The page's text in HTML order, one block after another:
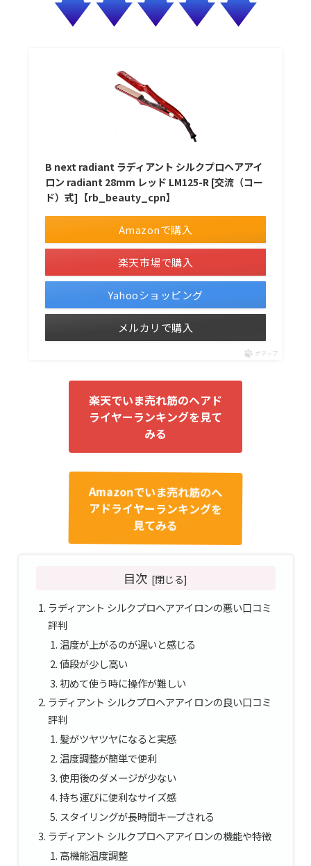
B next radiant ラディアント シルクプロヘアアイ
ロン radiant 28mm レッド LM125-R [交流（コー
ド）式]【rb_beauty_cpn】
Amazonで購入
楽天市場で購入
Yahooショッピング
メルカリで購入
ポチップ
楽天でいま売れ筋のヘアド
ライヤーランキングを見て
みる
Amazonでいま売れ筋のヘ
アドライヤーランキングを
見てみる
目次
ラディアント シルクプロヘアアイロンの悪い口コミ
評判
温度が上がるのが遅いと感じる
値段が少し高い
初めて使う時に操作が難しい
ラディアント シルクプロヘアアイロンの良い口コミ
評判
髪がツヤツヤになると実感
温度調整が簡単で便利
使用後のダメージが少ない
持ち運びに便利なサイズ感
スタイリングが長時間キープされる
ラディアント シルクプロヘアアイロンの機能や特徴
高機能温度調整